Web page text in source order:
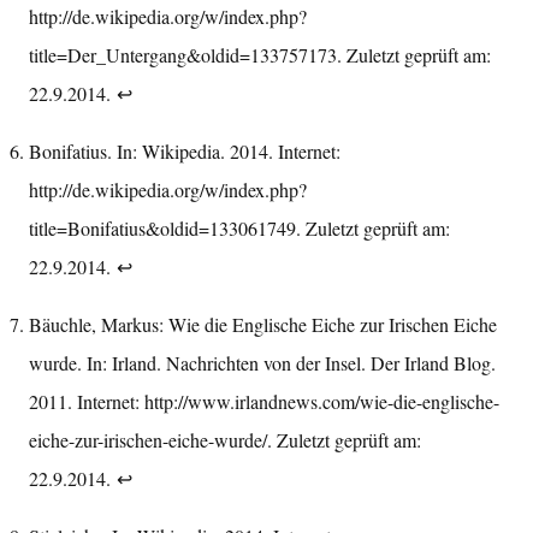
http://de.wikipedia.org/w/index.php?
title=Der_Untergang&oldid=133757173. Zuletzt geprüft am:
22.9.2014. ↩︎
Bonifatius. In: Wikipedia. 2014. Internet:
http://de.wikipedia.org/w/index.php?
title=Bonifatius&oldid=133061749. Zuletzt geprüft am:
22.9.2014. ↩︎
Bäuchle, Markus: Wie die Englische Eiche zur Irischen Eiche
wurde. In: Irland. Nachrichten von der Insel. Der Irland Blog.
2011. Internet: http://www.irlandnews.com/wie-die-englische-
eiche-zur-irischen-eiche-wurde/. Zuletzt geprüft am:
22.9.2014. ↩︎